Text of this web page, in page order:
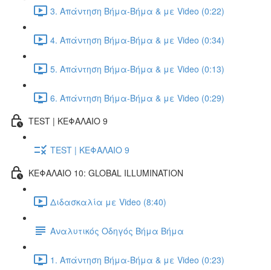
3. Απάντηση Βήμα-Βήμα & με Video (0:22)
4. Απάντηση Βήμα-Βήμα & με Video (0:34)
5. Απάντηση Βήμα-Βήμα & με Video (0:13)
6. Απάντηση Βήμα-Βήμα & με Video (0:29)
TEST | ΚΕΦΑΛΑΙΟ 9
TEST | ΚΕΦΑΛΑΙΟ 9
ΚΕΦΑΛΑΙΟ 10: GLOBAL ILLUMINATION
Διδασκαλία με Video (8:40)
Αναλυτικός Οδηγός Βήμα Βήμα
1. Απάντηση Βήμα-Βήμα & με Video (0:23)